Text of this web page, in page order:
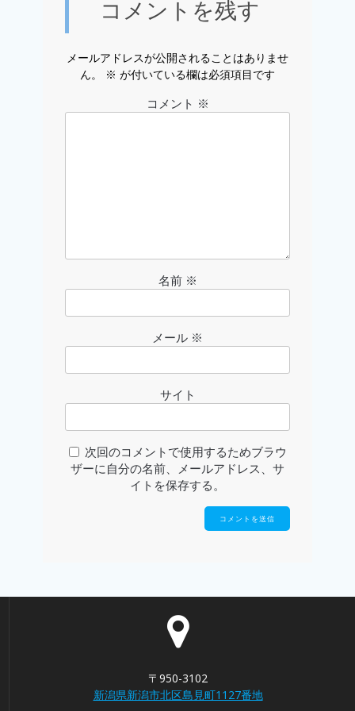
コメントを残す
メールアドレスが公開されることはありませ
ん。
※ が付いている欄は必須項目です
コメント ※
名前 ※
メール ※
サイト
次回のコメントで使用するためブラウ
ザーに自分の名前、メールアドレス、サ
イトを保存する。
〒950-3102
新潟県新潟市北区島見町1127番地